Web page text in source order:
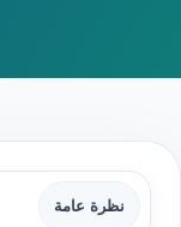
نظرة عامة